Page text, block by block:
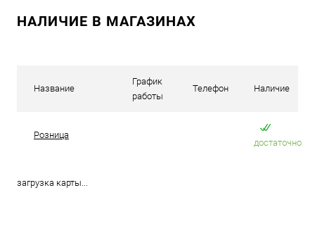
НАЛИЧИЕ В МАГАЗИНАХ
Название
График
работы
Телефон Наличие
Розница
достаточно
загрузка карты...